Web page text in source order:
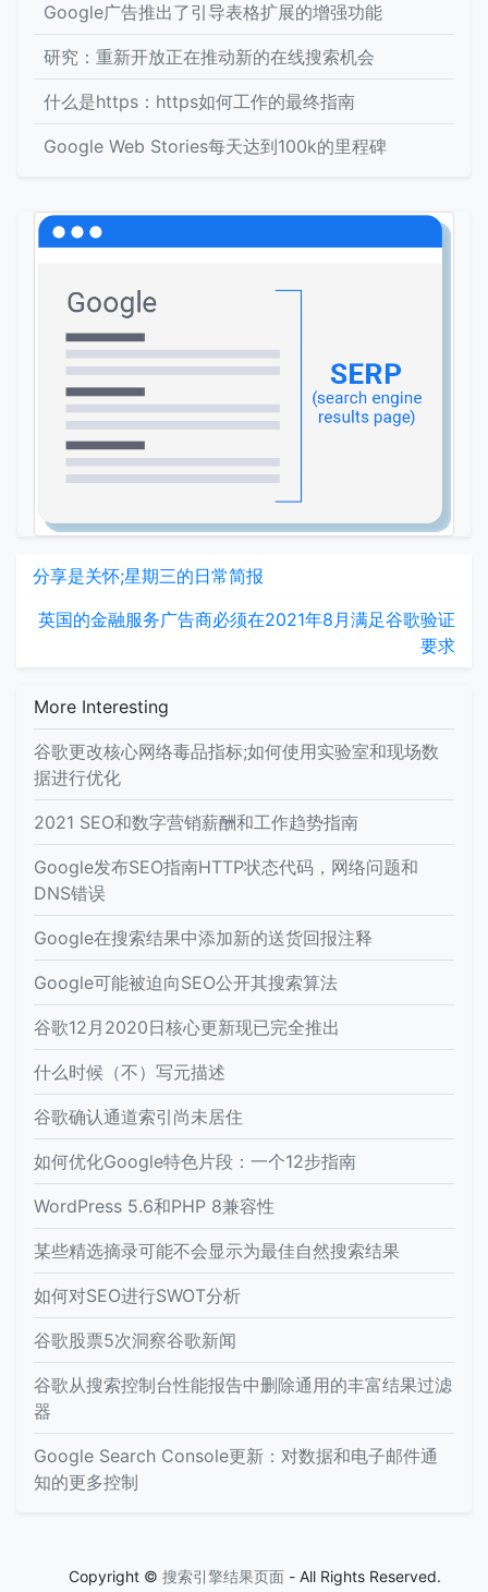
Google广告推出了引导表格扩展的增强功能
研究：重新开放正在推动新的在线搜索机会
什么是https：https如何工作的最终指南
Google Web Stories每天达到100k的里程碑
分享是关怀;星期三的日常简报
英国的金融服务广告商必须在2021年8月满足谷歌验证
要求
More Interesting
谷歌更改核心网络毒品指标;如何使用实验室和现场数
据进行优化
2021 SEO和数字营销薪酬和工作趋势指南
Google发布SEO指南HTTP状态代码，网络问题和
DNS错误
Google在搜索结果中添加新的送货回报注释
Google可能被迫向SEO公开其搜索算法
谷歌12月2020日核心更新现已完全推出
什么时候（不）写元描述
谷歌确认通道索引尚未居住
如何优化Google特色片段：一个12步指南
WordPress 5.6和PHP 8兼容性
某些精选摘录可能不会显示为最佳自然搜索结果
如何对SEO进行SWOT分析
谷歌股票5次洞察谷歌新闻
谷歌从搜索控制台性能报告中删除通用的丰富结果过滤
器
Google Search Console更新：对数据和电子邮件通
知的更多控制
Copyright © 搜索引擎结果页面 - All Rights Reserved.